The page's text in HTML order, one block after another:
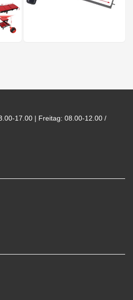
17.00 | Freitag: 08.00-12.00 /